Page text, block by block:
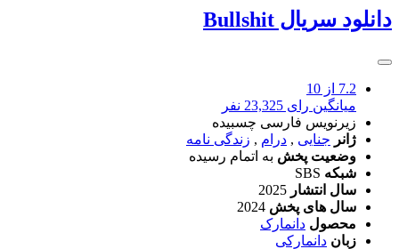
دانلود سریال Bullshit
7.2 از 10
میانگین رای 23,325 نفر
زیرنویس فارسی چسبیده
ژانر جنایی , درام , زندگی نامه
وضعیت پخش به اتمام رسیده
شبکه SBS
سال انتشار 2025
سال های پخش 2024
محصول دانمارک
زبان دانمارکی